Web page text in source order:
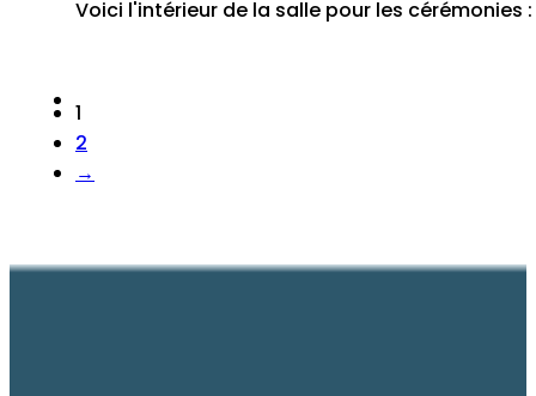
Voici l'intérieur de la salle pour les
1
2
→